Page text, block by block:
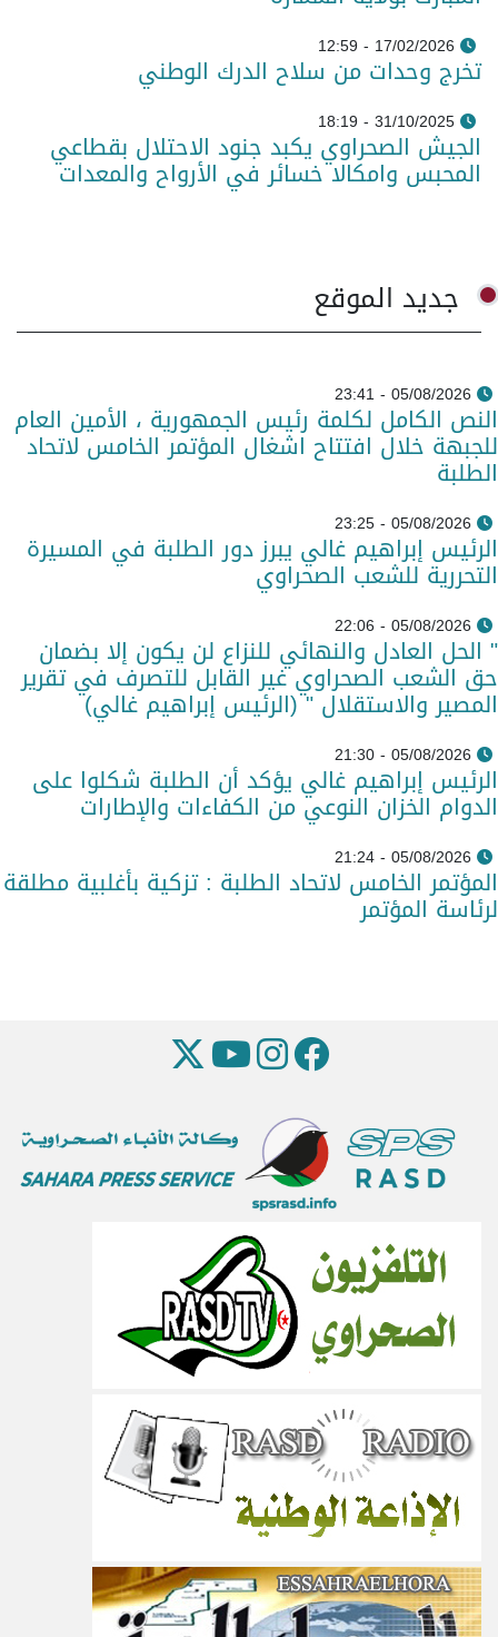
17/02/2026 - 12:59
تخرج وحدات من سلاح الدرك الوطني
31/10/2025 - 18:19
الجيش الصحراوي يكبد جنود الاحتلال بقطاعي
المحبس وامكالا خسائر في الأرواح والمعدات
جديد الموقع
05/08/2026 - 23:41
النص الكامل لكلمة رئيس الجمهورية ، الأمين العام
للجبهة خلال افتتاح اشغال المؤتمر الخامس لاتحاد
الطلبة
05/08/2026 - 23:25
الرئيس إبراهيم غالي يبرز دور الطلبة في المسيرة
التحررية للشعب الصحراوي
05/08/2026 - 22:06
" الحل العادل والنهائي للنزاع لن يكون إلا بضمان
حق الشعب الصحراوي غير القابل للتصرف في تقرير
المصير والاستقلال " (الرئيس إبراهيم غالي)
05/08/2026 - 21:30
الرئيس إبراهيم غالي يؤكد أن الطلبة شكلوا على
الدوام الخزان النوعي من الكفاءات والإطارات
05/08/2026 - 21:24
المؤتمر الخامس لاتحاد الطلبة : تزكية بأغلبية مطلقة
لرئاسة المؤتمر